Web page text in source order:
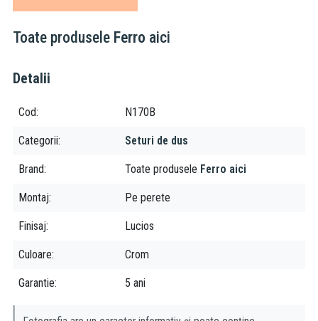
Ferro este una dintre cele mai puternice companii producatoare
sud-estul Europei. Fiind prezenta pe piata de mai bine de 20 de
vizeaza o calitate excelenta, la preturi accesibile tuturor.
Toate produsele Ferro aici
Detalii
Cod N170B
Categorii Seturi de dus
Brand Toate produsele Ferro aici
Montaj Pe perete
Finisaj Lucios
Culoare Crom
Garantie 5 ani